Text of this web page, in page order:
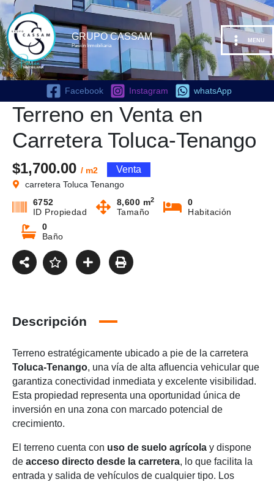
Ir
al
contenido
GRUPO CASSAM
Pasión Inmobiliaria
MENU
Facebook Instagram whatsApp
Terreno en Venta en
Carretera Toluca-Tenango
$1,700.00 / m2 Venta
carretera Toluca Tenango
6752
ID Propiedad
8,600 m2
Tamaño
0
Habitación
0
Baño
Descripción
Terreno estratégicamente ubicado a pie de la carretera
Toluca-Tenango, una vía de alta afluencia vehicular que
garantiza conectividad inmediata y excelente visibilidad.
Esta propiedad representa una oportunidad única de
inversión en una zona con marcado potencial de
crecimiento.
El terreno cuenta con uso de suelo agrícola y dispone
de acceso directo desde la carretera, lo que facilita la
entrada y salida de vehículos de cualquier tipo. Los